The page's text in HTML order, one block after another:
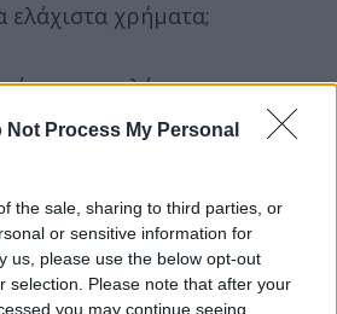
Not Process My Personal
the sale, sharing to third parties, or
or sensitive information for
us, please use the below opt-out
selection. Please note that after your
you may continue seeing
χρήματα;
ότι με τις ελάχιστες
τάξης των διακοσίων
ευρώ θα κάνουμε
δεν λένε να τελειώσουν τους